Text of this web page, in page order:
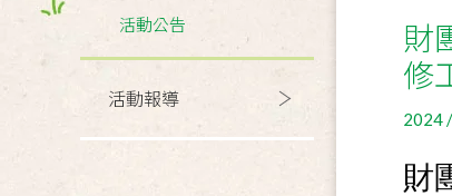
活動公告
活動報導
財
修
2024
財